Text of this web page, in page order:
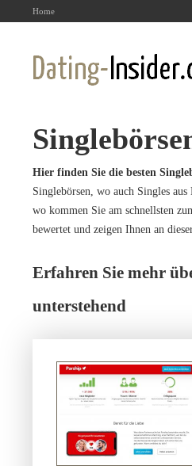
Home
Hier finden Sie die besten
Singlebörsen, wo auch Singles
wo kommen Sie am schnellsten
bewertet und zeigen Ihnen an
Erfahren Sie mehr
unterstehend